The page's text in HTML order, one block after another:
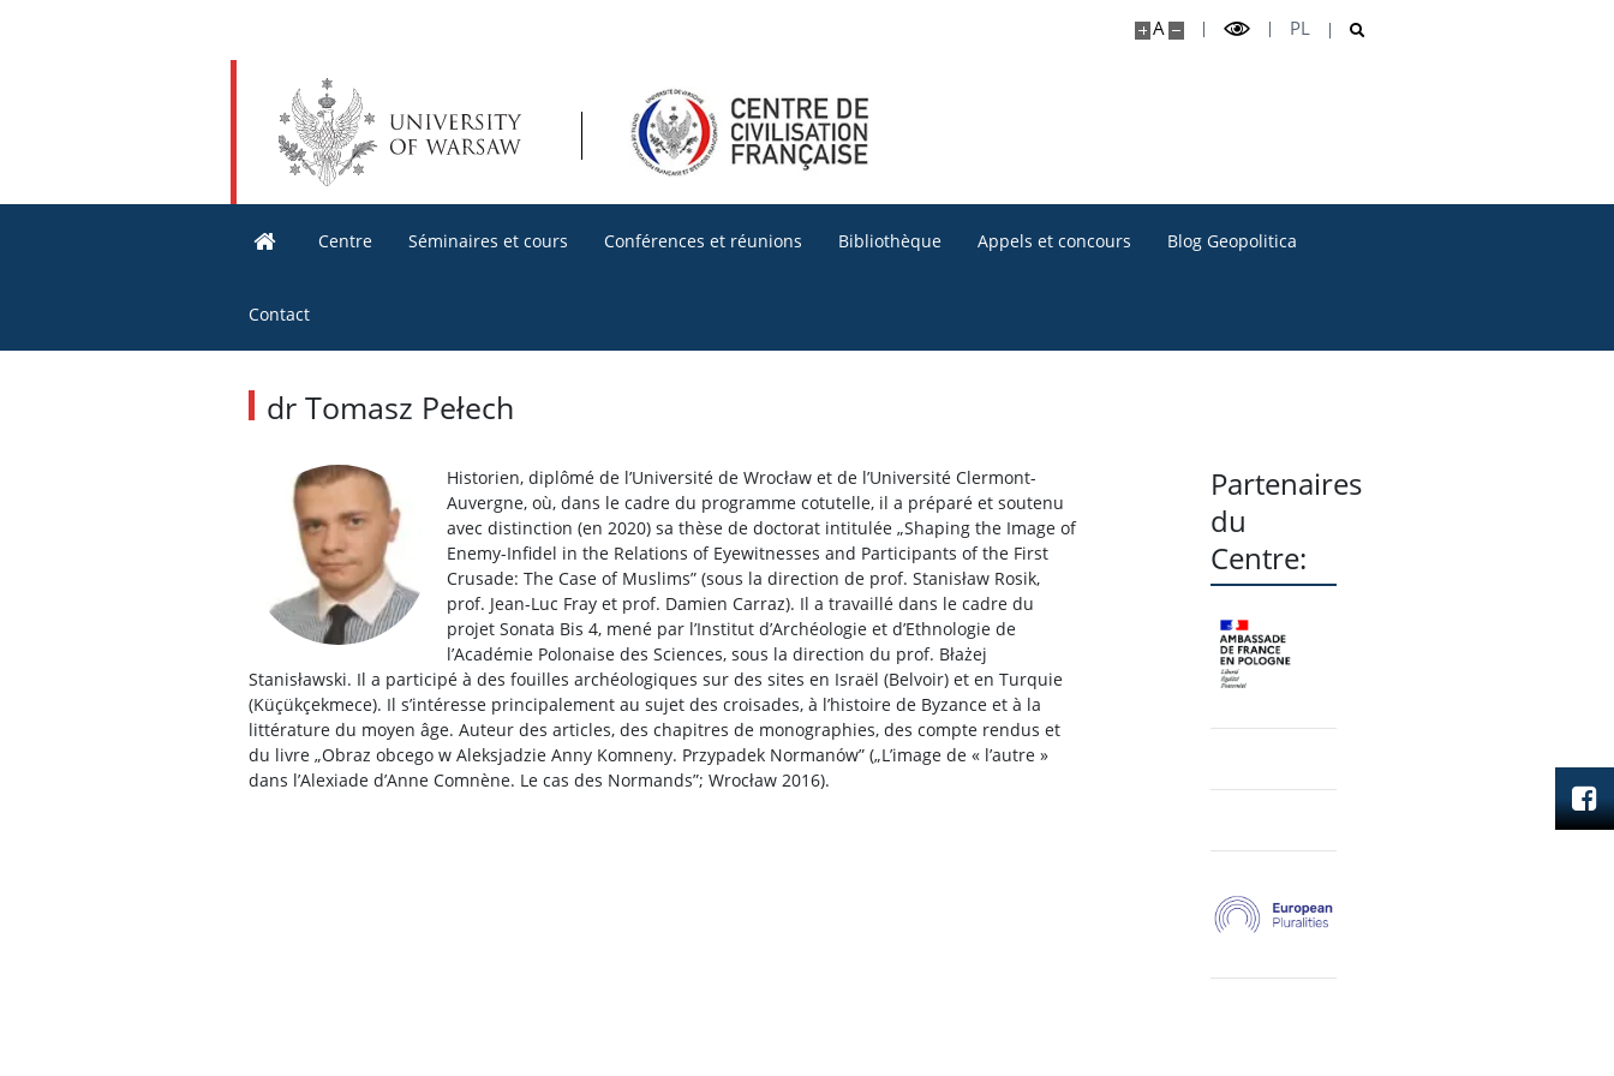
A PL
Centre Séminaires et cours Conférences et réunions Bibliothèque Appels et concours Blog Geopolitica
Contact
dr Tomasz Pełech
Historien, diplômé de l’Université de Wrocław et de l’Université Clermont-
Auvergne, où, dans le cadre du programme cotutelle, il a préparé et soutenu
avec distinction (en 2020) sa thèse de doctorat intitulée „Shaping the Image of
Enemy-Infidel in the Relations of Eyewitnesses and Participants of the First
Crusade: The Case of Muslims” (sous la direction de prof. Stanisław Rosik,
prof. Jean-Luc Fray et prof. Damien Carraz). Il a travaillé dans le cadre du
projet Sonata Bis 4, mené par l’Institut d’Archéologie et d’Ethnologie de
l’Académie Polonaise des Sciences, sous la direction du prof. Błażej
Stanisławski. Il a participé à des fouilles archéologiques sur des sites en Israël (Belvoir) et en Turquie
(Küçükçekmece). Il s’intéresse principalement au sujet des croisades, à l’histoire de Byzance et à la
littérature du moyen âge. Auteur des articles, des chapitres de monographies, des compte rendus et
du livre „Obraz obcego w Aleksjadzie Anny Komneny. Przypadek Normanów” („L’image de « l’autre »
dans l’Alexiade d’Anne Comnène. Le cas des Normands”; Wrocław 2016).
Partenaires
du
Centre: